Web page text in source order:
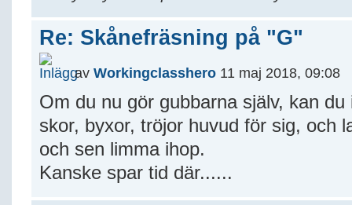
Re: Skånefräsning på "G"
av Workingclasshero 11 maj 2018, 09:08
Om du nu gör gubbarna själv, kan
skor, byxor, tröjor huvud för sig, och
och sen limma ihop.
Kanske spar tid där......